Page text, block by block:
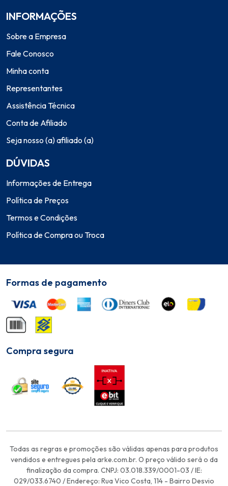
INFORMAÇÕES
Sobre a Empresa
Fale Conosco
Minha conta
Representantes
Assistência Técnica
Conta de Afiliado
Seja nosso (a) afiliado (a)
DÚVIDAS
Informações de Entrega
Política de Preços
Termos e Condições
Política de Compra ou Troca
Formas de pagamento
Compra segura
Todas as regras e promoções são válidas apenas para produtos
vendidos e entregues pela arke.com.br. O preço válido será o da
finalização da compra. CNPJ: 03.018.339/0001-03 / IE:
029/033.6740 / Endereço: Rua Vico Costa, 114 - Bairro Desvio